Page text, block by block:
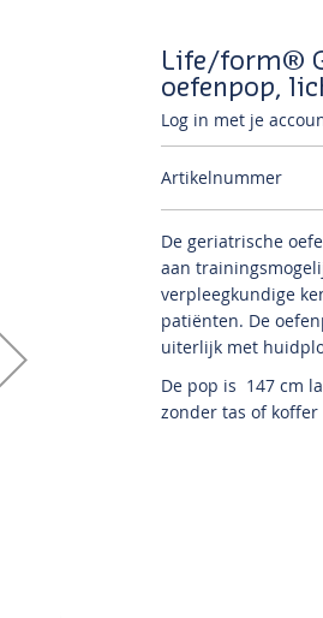
Life/form®
oefenpop,
Log in met je
Artikelnummer
De geriatrische
aan
verpleegkundige
patiënten. De
uiterlijk met
De pop is 147 cm
zonder tas of koffer